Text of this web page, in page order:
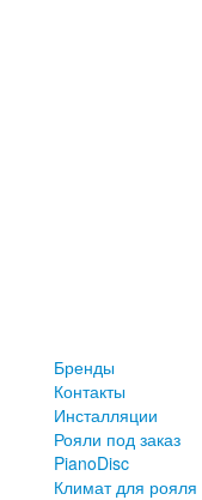
Бренды
Контакты
Инсталляции
Рояли под заказ
PianoDisc
Климат для рояля